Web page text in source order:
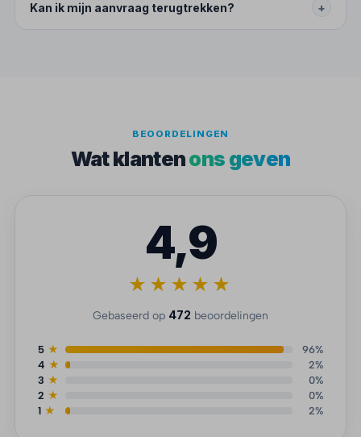
Kan ik mijn aanvraag terugtrekken? +
BEOORDELINGEN
Wat klantenons geven
4,9
★★★★★
Gebaseerd op 472 beoordelingen
5 ★
96%
4 ★
2%
3 ★
0%
2 ★
0%
1 ★ 2%